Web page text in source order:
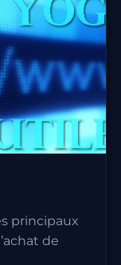
principaux
de